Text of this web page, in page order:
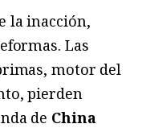
la inacción,
Las
motor del
pierden
de China